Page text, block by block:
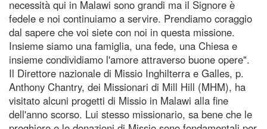
necessità qui in Malawi sono grandi ma il Signore è
fedele e noi continuiamo a servire. Prendiamo coraggio
dal sapere che voi siete con noi in questa missione.
Insieme siamo una famiglia, una fede, una Chiesa e
insieme condividiamo l'amore attraverso buone opere".
Il Direttore nazionale di Missio Inghilterra e Galles, p.
Anthony Chantry, dei Missionari di Mill Hill (MHM), ha
visitato alcuni progetti di Missio in Malawi alla fine
dell'anno scorso. Lui stesso missionario, sa bene che le